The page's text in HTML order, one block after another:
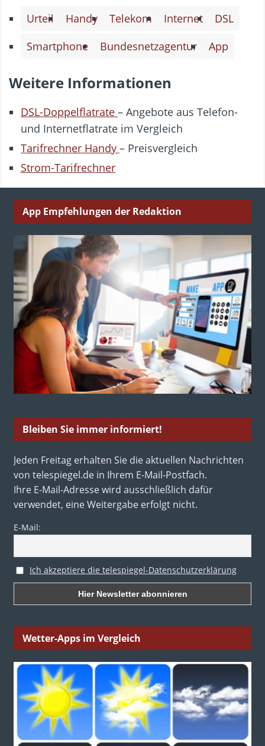
Urteil Handy Telekom Internet
DSL
Smartphone
Bundesnetzagentur App
Weitere Informationen
DSL-Doppelflatrate – Angebote aus Telefon-
und Internetflatrate im Vergleich
Tarifrechner Handy – Preisvergleich
Strom-Tarifrechner
App Empfehlungen der Redaktion
Bleiben Sie immer informiert!
Jeden Freitag erhalten Sie die aktuellen Nachrichten
von telespiegel.de in Ihrem E-Mail-Postfach.
Ihre E-Mail-Adresse wird ausschließlich dafür
verwendet, eine Weitergabe erfolgt nicht.
E-Mail:
Ich akzeptiere die telespiegel-Datenschutzerklärung
Wetter-Apps im Vergleich